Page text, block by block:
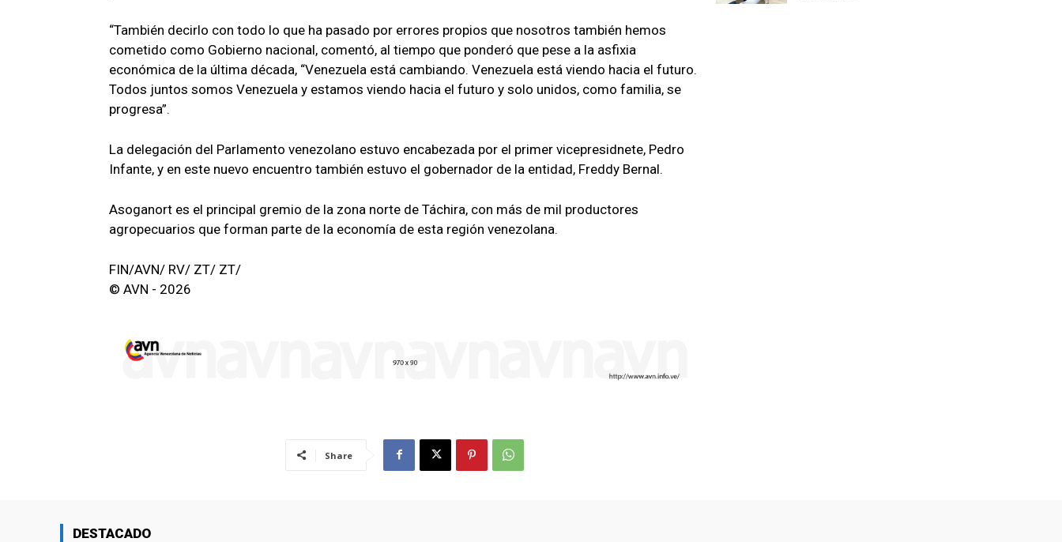
“También decirlo con todo lo que ha pasado por errores propios que nosotros también hemos
cometido como Gobierno nacional, comentó, al tiempo que ponderó que pese a la asfixia
económica de la última década, “Venezuela está cambiando. Venezuela está viendo hacia el futuro.
Todos juntos somos Venezuela y estamos viendo hacia el futuro y solo unidos, como familia, se
progresa”.
La delegación del Parlamento venezolano estuvo encabezada por el primer vicepresidnete, Pedro
Infante, y en este nuevo encuentro también estuvo el gobernador de la entidad, Freddy Bernal.
Asoganort es el principal gremio de la zona norte de Táchira, con más de mil productores
agropecuarios que forman parte de la economía de esta región venezolana.
FIN/AVN/ RV/ ZT/ ZT/
© AVN - 2026
Share
DESTACADO